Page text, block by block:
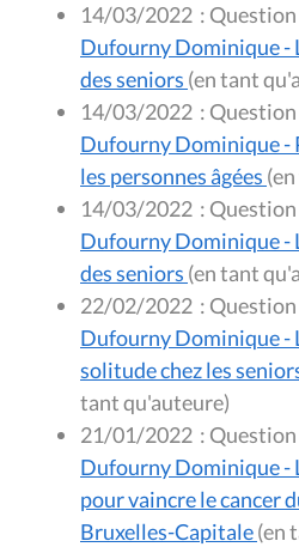
14/03/2022 :
Dufourny Dominique -
des seniors
(en
14/03/2022 :
Dufourny Dominique -
les personnes âgées
14/03/2022 :
Dufourny Dominique -
des seniors
(en
22/02/2022 :
Dufourny Dominique -
solitude chez les
tant qu'auteure)
21/01/2022 :
Dufourny Dominique -
pour vaincre le cancer
Bruxelles-Capitale